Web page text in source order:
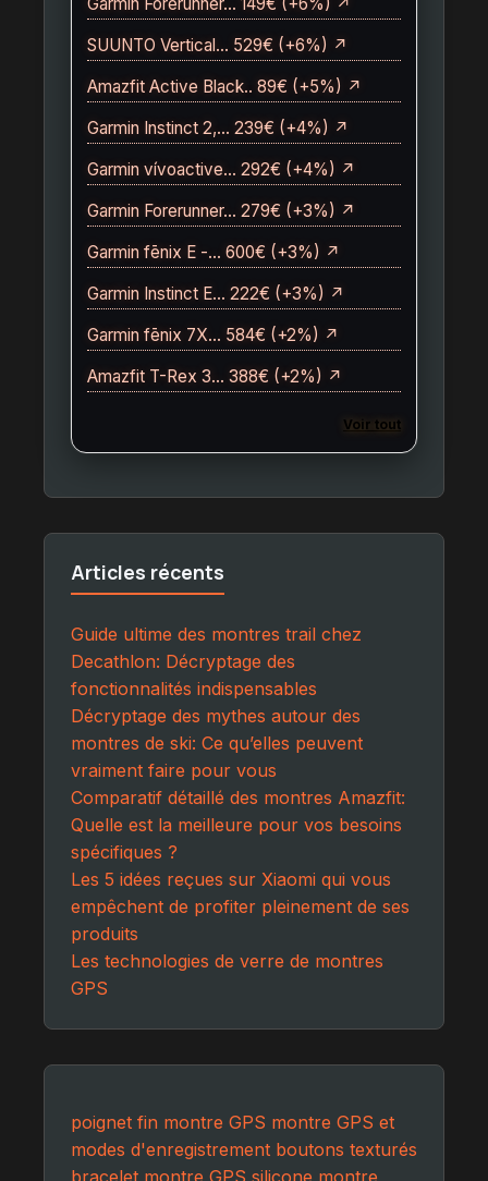
SUUNTO Vertical… 529€ (+6%) ↗
Amazfit Active Black.. 89€ (+5%) ↗
Garmin Instinct 2,… 239€ (+4%) ↗
Garmin vívoactive… 292€ (+4%) ↗
Garmin Forerunner… 279€ (+3%) ↗
Garmin fēnix E -… 600€ (+3%) ↗
Garmin Instinct E… 222€ (+3%) ↗
Garmin fēnix 7X… 584€ (+2%) ↗
Amazfit T-Rex 3… 388€ (+2%) ↗
Voir tout
Articles récents
Guide ultime des montres trail chez
Decathlon: Décryptage des
fonctionnalités indispensables
Décryptage des mythes autour des
montres de ski: Ce qu’elles peuvent
vraiment faire pour vous
Comparatif détaillé des montres Amazfit:
Quelle est la meilleure pour vos besoins
spécifiques ?
Les 5 idées reçues sur Xiaomi qui vous
empêchent de profiter pleinement de ses
produits
Les technologies de verre de montres
GPS
poignet fin montre GPS montre GPS et
modes d'enregistrement boutons texturés